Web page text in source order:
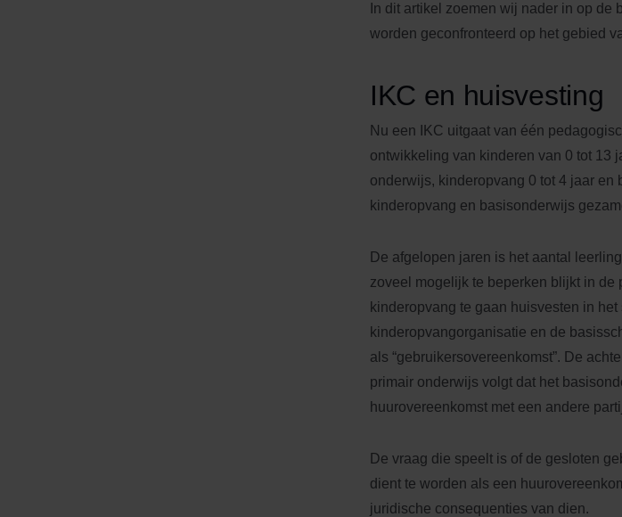
In dit artikel zoemen wij nader in op
worden geconfronteerd op het gebied
IKC en huisvesting
Nu een IKC uitgaat van één
ontwikkeling van kinderen van 0 tot 13
onderwijs, kinderopvang 0 tot 4 jaar
kinderopvang en basisonderwijs
De afgelopen jaren is het aantal
zoveel mogelijk te beperken blijkt in de
kinderopvang te gaan huisvesten in
kinderopvangorganisatie en de
als “gebruikersovereenkomst”. De
primair onderwijs volgt dat het
huurovereenkomst met een andere
De vraag die speelt is of de gesloten
dient te worden als een
juridische consequenties van dien.